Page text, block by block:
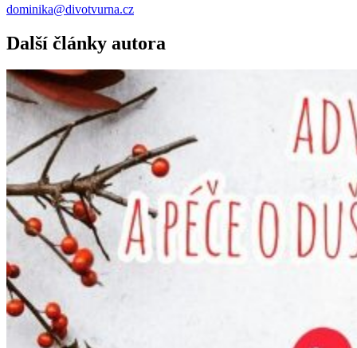
dominika@divotvurna.cz
Další články autora